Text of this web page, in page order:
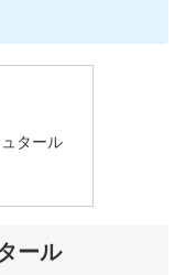
タール
ール